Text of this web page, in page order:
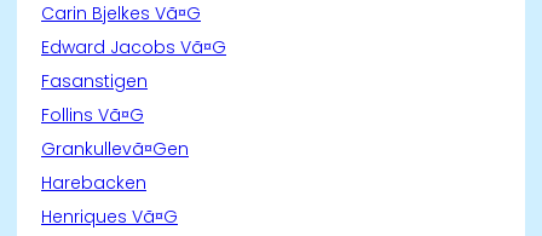
Carin Bjelkes Vã¤G
Edward Jacobs Vã¤G
Fasanstigen
Follins Vã¤G
Grankullevã¤Gen
Harebacken
Henriques Vã¤G